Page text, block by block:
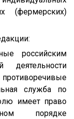
(фермерских)
российским
деятельности
служба по
имеет право
порядке